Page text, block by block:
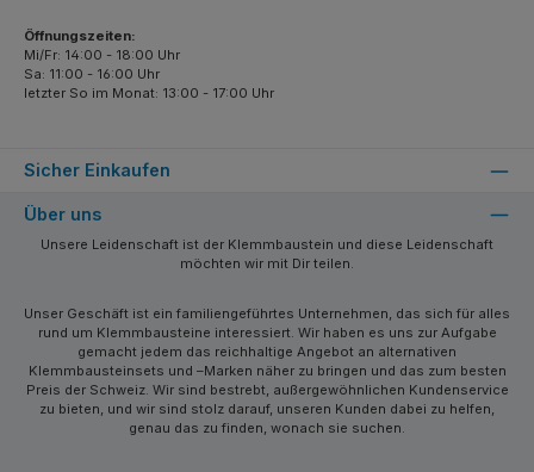
Sicher Einkaufen
Öffnungszeiten:
Mi/Fr: 14:00 - 18:00 Uhr
Sa: 11:00 - 16:00 Uhr
letzter So im Monat: 13:00 - 17:00 Uhr
Über uns
Unsere Leidenschaft ist der Klemmbaustein und diese Leidenschaft
möchten wir mit Dir teilen.
Unser Geschäft ist ein familiengeführtes Unternehmen, das sich für alles
rund um Klemmbausteine interessiert. Wir haben es uns zur Aufgabe
gemacht jedem das reichhaltige Angebot an alternativen
Klemmbausteinsets und –Marken näher zu bringen und das zum besten
Preis der Schweiz. Wir sind bestrebt, außergewöhnlichen Kundenservice
zu bieten, und wir sind stolz darauf, unseren Kunden dabei zu helfen,
genau das zu finden, wonach sie suchen.